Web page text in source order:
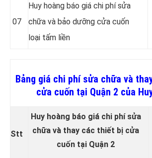
07
Huy hoàng báo giá chi phí sửa
chữa và bảo dưỡng cửa cuốn
loại tấm liền
Bảng giá chi phí sửa chữa và
cửa cuốn tại Quận 2 của
Stt
Huy hoàng báo giá chi phí sửa
chữa và thay các thiết bị cửa
cuốn tại Quận 2